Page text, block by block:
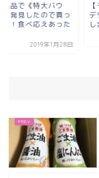
良品で《特大バウ
を発見したので買っ
た！食べ応えあった
2019年1月28日
デ
し